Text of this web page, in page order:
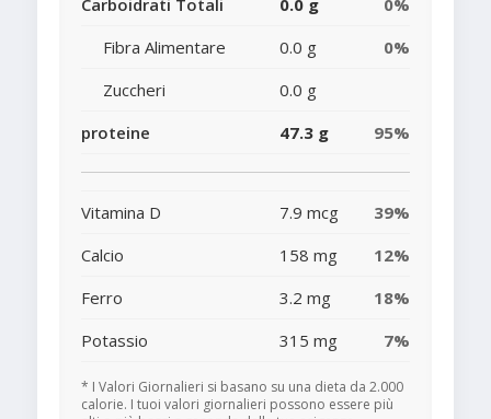
Carboidrati Totali 0.0 g
0%
Fibra Alimentare
0.0 g
0%
Zuccheri
0.0 g
proteine
47.3 g 95%
Vitamina D 7.9 mcg
39%
Calcio
158 mg
12%
Ferro
3.2 mg
18%
Potassio
315 mg 7%
* I Valori Giornalieri si basano su una dieta da 2.000
calorie. I tuoi valori giornalieri possono essere più